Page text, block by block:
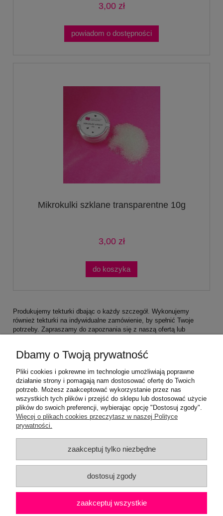
3,00 zł
powiadom o dostępności
Mikrokulki szklane transparentne 10g
3,00 zł
do koszyka
Produkujemy tekturki dbając o każdy szczegół. Wykonujemy
również tekturki na indywidualne zamówienie, by spełnić Twoje
potrzeby. Zapraszamy do zapoznania się z naszą ofertą lub
Pomoc
Moje konto
Płatności i dostawa
Informacje
Dbamy o Twoją prywatność
Pliki cookies i pokrewne im technologie umożliwiają poprawne
działanie strony i pomagają nam dostosować ofertę do Twoich
potrzeb. Możesz zaakceptować wykorzystanie przez nas
wszystkich tych plików i przejść do sklepu lub dostosować użycie
plików do swoich preferencji, wybierając opcję "Dostosuj zgody".
Więcej o plikach cookies przeczytasz w naszej Polityce
prywatności.
zaakceptuj tylko niezbędne
dostosuj zgody
zaakceptuj wszystkie